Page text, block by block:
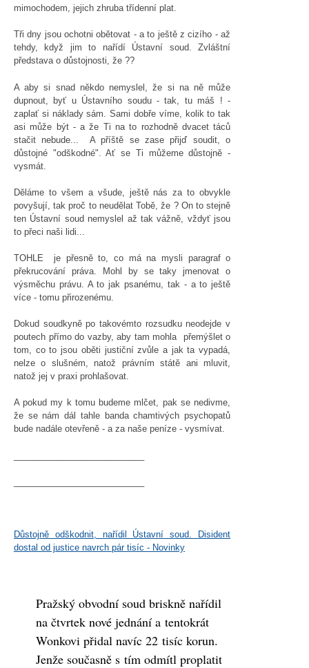
mimochodem, jejich zhruba třídenní plat.
Tři dny jsou ochotni obětovat - a to ještě z cizího - až
tehdy, když jim to nařídí Ústavní soud. Zvláštní
představa o důstojnosti, že ??
A aby si snad někdo nemyslel, že si na ně může
dupnout, byť u Ústavního soudu - tak, tu máš ! -
zaplať si náklady sám. Sami dobře víme, kolik to tak
asi může být - a že Ti na to rozhodně dvacet táců
stačit nebude... A příště se zase přijď soudit, o
důstojné "odškodné". Ať se Ti můžeme důstojně -
vysmát.
Děláme to všem a všude, ještě nás za to obvykle
povyšují, tak proč to neudělat Tobě, že ? On to stejně
ten Ústavní soud nemyslel až tak vážně, vždyť jsou
to přeci naši lidi...
TOHLE je přesně to, co má na mysli paragraf o
překrucování práva. Mohl by se taky jmenovat o
výsměchu právu. A to jak psanému, tak - a to ještě
více - tomu přirozenému.
Dokud soudkyně po takovémto rozsudku neodejde v
poutech přímo do vazby, aby tam mohla přemýšlet o
tom, co to jsou oběti justiční zvůle a jak ta vypadá,
nelze o slušném, natož právním státě ani mluvit,
natož jej v praxi prohlašovat.
A pokud my k tomu budeme mlčet, pak se nedivme,
že se nám dál tahle banda chamtivých psychopatů
bude nadále otevřeně - a za naše peníze - vysmívat.
Důstojně odškodnit, nařídil Ústavní soud. Disident
dostal od justice navrch pár tisíc - Novinky
Pražský obvodní soud briskně nařídil
na čtvrtek nové jednání a tentokrát
Wonkovi přidal navíc 22 tisíc korun.
Jenže současně s tím odmítl proplatit